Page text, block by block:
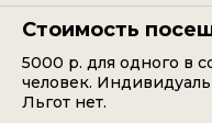
Стоимость
5000 р. для одного в
человек.
Льгот нет.